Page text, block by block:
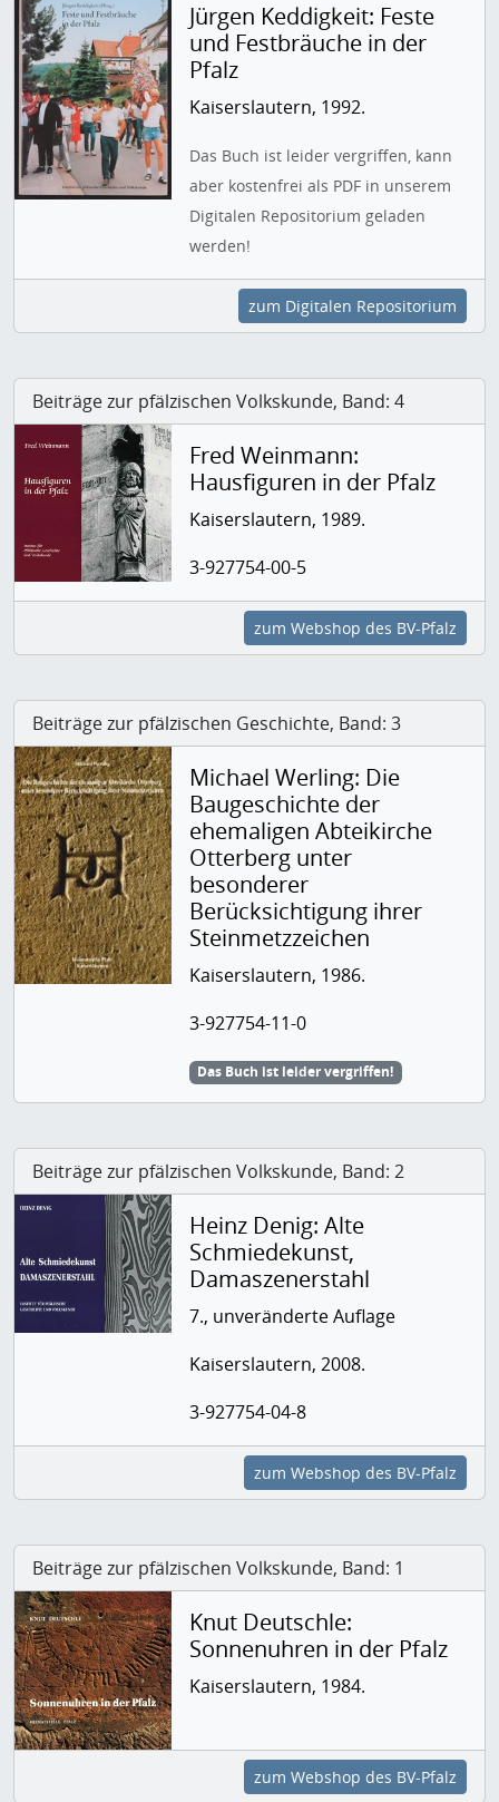
Jürgen Keddigkeit: Feste
und Festbräuche in der
Pfalz
Kaiserslautern, 1992.
Das Buch ist leider vergriffen, kann
aber kostenfrei als PDF in unserem
Digitalen Repositorium geladen
werden!
zum Digitalen Repositorium
Beiträge zur pfälzischen Volkskunde, Band: 4
Fred Weinmann:
Hausfiguren in der Pfalz
Kaiserslautern, 1989.
3-927754-00-5
zum Webshop des BV-Pfalz
Beiträge zur pfälzischen Geschichte, Band: 3
Michael Werling: Die
Baugeschichte der
ehemaligen Abteikirche
Otterberg unter
besonderer
Berücksichtigung ihrer
Steinmetzzeichen
Kaiserslautern, 1986.
3-927754-11-0
Das Buch ist leider vergriffen!
Beiträge zur pfälzischen Volkskunde, Band: 2
Heinz Denig: Alte
Schmiedekunst,
Damaszenerstahl
7., unveränderte Auflage
Kaiserslautern, 2008.
3-927754-04-8
zum Webshop des BV-Pfalz
Beiträge zur pfälzischen Volkskunde, Band: 1
Knut Deutschle:
Sonnenuhren in der Pfalz
Kaiserslautern, 1984.
zum Webshop des BV-Pfalz